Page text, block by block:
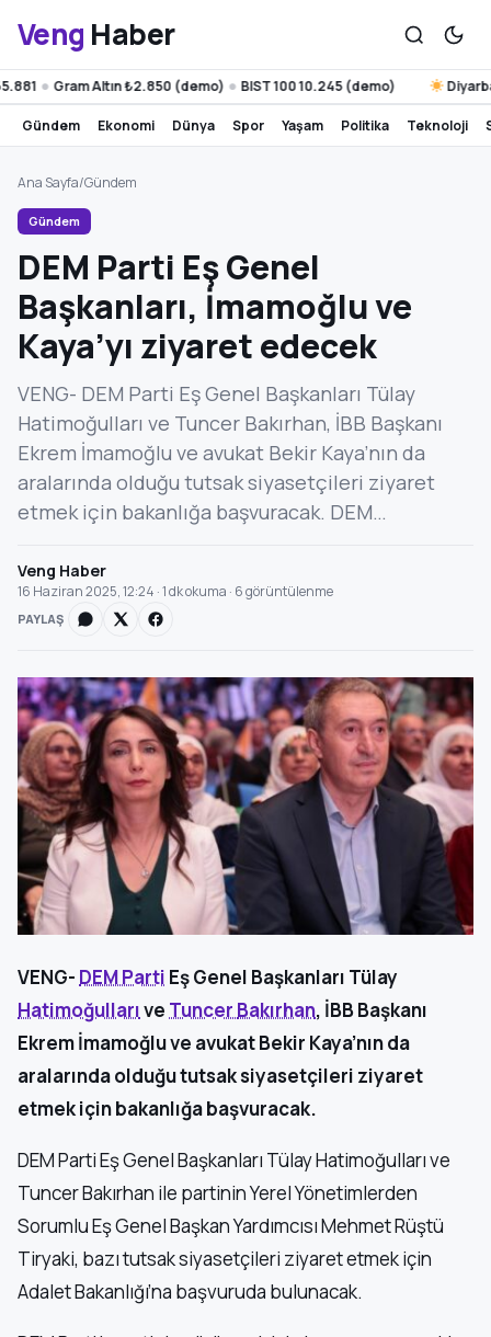
Veng Haber
Gram Altın ₺2.850 (demo) ● BIST 100 10.245 (demo) Diyarbakır
gündem ekonomi dünya spor yaşam politika teknoloji
Ana Sayfa/Gündem
Gündem
DEM Parti Eş Genel
Başkanları, İmamoğlu ve
Kaya’yı ziyaret edecek
VENG- DEM Parti Eş Genel Başkanları Tülay
Hatimoğulları ve Tuncer Bakırhan, İBB Başkanı
Ekrem İmamoğlu ve avukat Bekir Kaya’nın da
aralarında olduğu tutsak siyasetçileri ziyaret
etmek için bakanlığa başvuracak. DEM…
Veng Haber
16 Haziran 2025, 12:24 · 1 dk okuma · 6 görüntülenme
PAYLAŞ
VENG- DEM Parti Eş Genel Başkanları Tülay
Hatimoğullarıve Tuncer Bakırhan, İBB Başkanı
Ekrem İmamoğlu ve avukat Bekir Kaya’nın da
aralarında olduğu tutsak siyasetçileri ziyaret
etmek için bakanlığa başvuracak.
DEM Parti Eş Genel Başkanları Tülay Hatimoğulları ve
Tuncer Bakırhan ile partinin Yerel Yönetimlerden
Sorumlu Eş Genel Başkan Yardımcısı Mehmet Rüştü
Tiryaki, bazı tutsak siyasetçileri ziyaret etmek için
Adalet Bakanlığı’na başvuruda bulunacak.